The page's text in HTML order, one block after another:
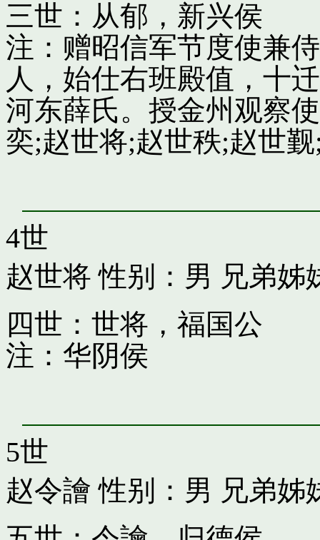
三世：从郁，新兴侯
注：赠昭信军节度使兼
人，始仕右班殿值，十
河东薛氏。授金州观察
奕;赵世将;赵世秩;赵世
4世
赵世将 性别：男 兄弟姊
四世：世将，福国公
注：华阴侯
5世
赵令譮 性别：男 兄弟姊